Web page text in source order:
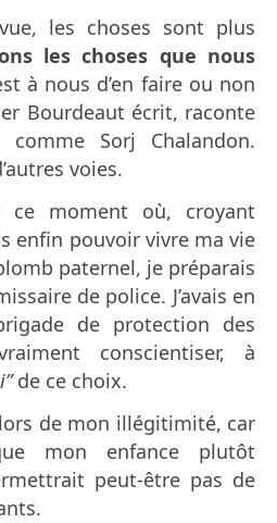
les choses sont plus
les choses que nous
à nous d’en faire ou non
Bourdeaut écrit, raconte
Sorj Chalandon.
voies.
ce moment où, croyant
enfin pouvoir vivre ma vie
paternel, je préparais
de police. J’avais en
de protection des
conscientiser, à
de ce choix.
de mon illégitimité, car
mon enfance plutôt
peut-être pas de